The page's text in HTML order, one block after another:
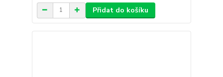
Přidat do košíku